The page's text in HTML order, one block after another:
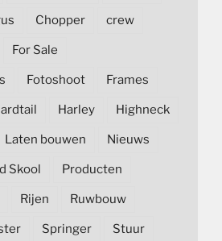
Chopper crew
For Sale
Fotoshoot Frames
Harley Highneck
Laten bouwen Nieuws
Skool Producten
Rijen Ruwbouw
Springer Stuur